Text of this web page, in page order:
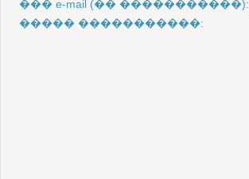
��� e-mail (�� �����������):
����� �����������: